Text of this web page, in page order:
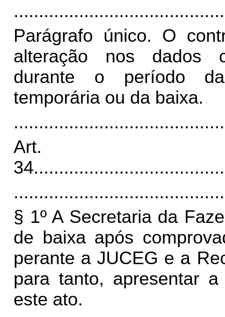
Parágrafo único. O
alteração nos dados
durante o período
temporária ou da baixa.
Art.
34.
§ 1º A Secretaria da
de baixa após
perante a JUCEG e a
para tanto, apresentar
este ato.